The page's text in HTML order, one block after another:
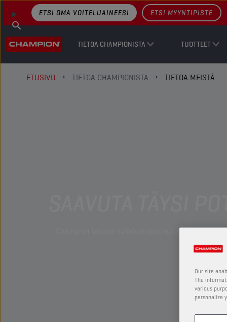
TIETOA CHAMPIONISTA TUOTTEET
ETSI OMA VOITELUAINEESI ETSI MYYNTIPISTE
ETUSIVU TIETOA CHAMPIONISTA TIETOA MEISTÄ
Champion tarjoaa voiteluaineet, kun olet valmis
Our site
The
various
personalize